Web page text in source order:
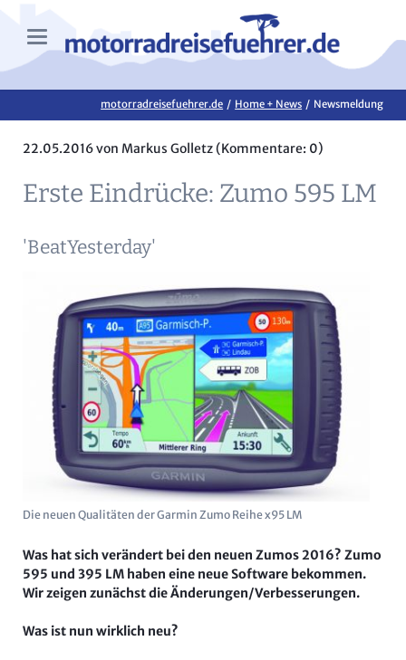
motorradreisefuehrer.de Home + News Newsmeldung
22.05.2016von Markus Golletz (Kommentare: 0)
Erste Eindrücke: Zumo 595 LM
'BeatYesterday'
Die neuen Qualitäten der Garmin Zumo Reihe x95 LM
Was hat sich verändert bei den neuen Zumos 2016? Zumo
595 und 395 LM haben eine neue Software bekommen.
Wir zeigen zunächst die Änderungen/Verbesserungen.
Was ist nun wirklich neu?